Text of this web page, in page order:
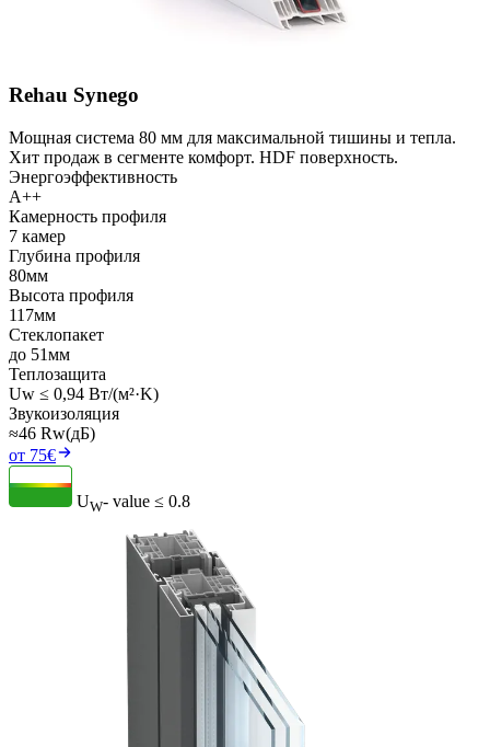
Rehau Synego
Мощная система 80 мм для максимальной тишины и тепла.
Хит продаж в сегменте комфорт. HDF поверхность.
Энергоэффективность
A++
Камерность профиля
7 камер
Глубина профиля
80мм
Высота профиля
117мм
Стеклопакет
до 51мм
Теплозащита
Uw ≤ 0,94 Вт/(м²·K)
Звукоизоляция
≈46 Rw(дБ)
от 75€
UW- value ≤ 0.8